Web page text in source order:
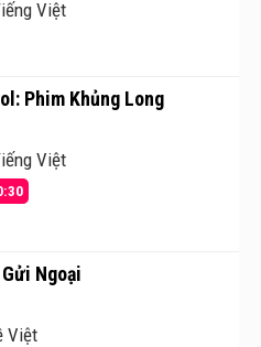
Việt
Phim Khủng Long
Việt
Ngoại
Việt